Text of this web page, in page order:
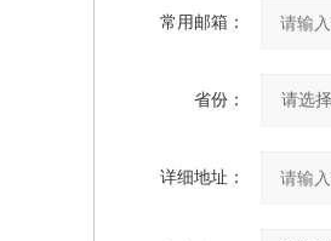
常用邮箱：
省份：
详细地址：